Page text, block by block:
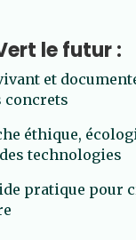
le futur :
et
concrets
éthique,
technologies
pratique pour